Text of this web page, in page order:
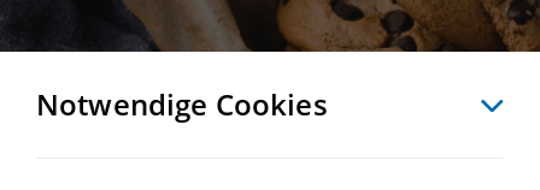
ZURÜCK MERKEN VERGLEICHEN
Notwendige Cookies